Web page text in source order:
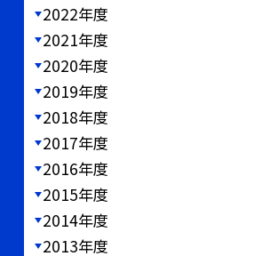
2022年度
2021年度
2020年度
2019年度
2018年度
2017年度
2016年度
2015年度
2014年度
2013年度